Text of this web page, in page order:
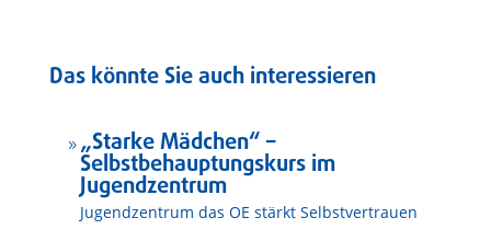
Das könnte Sie auch interessieren
9 „Starke Mädchen“ –
Selbstbehauptungskurs im
Jugendzentrum
Jugendzentrum das OE stärkt Selbstvertrauen